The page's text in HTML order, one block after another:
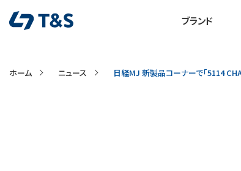
ブランド
ホーム ニュース 日経MJ 新製品コーナーで「5114